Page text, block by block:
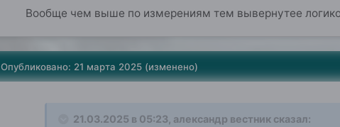
Вообще чем выше по измерениям тем вывернутее
Опубликовано: 21 марта 2025 (изменено)
21.03.2025 в 05:23, александр вестниксказал: